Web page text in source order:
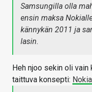
Samsungilla olla
ensin maksa
kännykän 2011 ja
lasin.
Heh njoo sekin oli
taittuva konsepti: